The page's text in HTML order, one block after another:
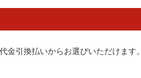
金引換払いからお選びいただけます。